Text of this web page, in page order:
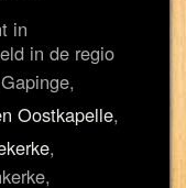
in
in de regio
Oostkapelle,
,